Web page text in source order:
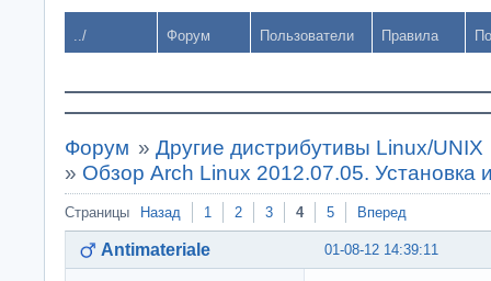
../ Форум Пользователи Правила
Форум » Другие дистрибутивы Linux/UNIX
» Обзор Arch Linux 2012.07.05. Установка
Страницы Назад 1 2 3 4 5 Вперед
01-08-12 14:39:11
Antimateriale